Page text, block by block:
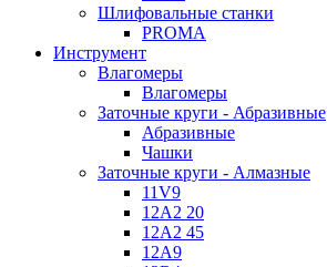
Шлифовальные станки
PROMA
Инструмент
Влагомеры
Влагомеры
Заточные круги - Абразивные
Абразивные
Чашки
Заточные круги - Алмазные
11V9
12A2 20
12A2 45
12A9